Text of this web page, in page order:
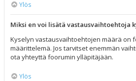
Ylös
Miksi en voi lisätä vastausvaihtoehtoja
Kyselyn vastausvaihtoehtojen määrä on
määrittelemä. Jos tarvitset enemmän
ota yhteyttä foorumin ylläpitäjään.
Ylös